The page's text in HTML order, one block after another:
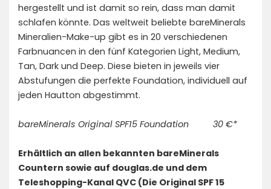
hergestellt und ist damit so rein, dass man damit
schlafen könnte. Das weltweit beliebte bareMinerals
Mineralien-Make-up gibt es in 20 verschiedenen
Farbnuancen in den fünf Kategorien Light, Medium,
Tan, Dark und Deep. Diese bieten in jeweils vier
Abstufungen die perfekte Foundation, individuell auf
jeden Hautton abgestimmt.
bareMinerals Original SPF15 Foundation 30 €*
Erhältlich an allen bekannten bareMinerals
Countern sowie auf douglas.de und dem
Teleshopping-Kanal QVC (Die Original SPF 15